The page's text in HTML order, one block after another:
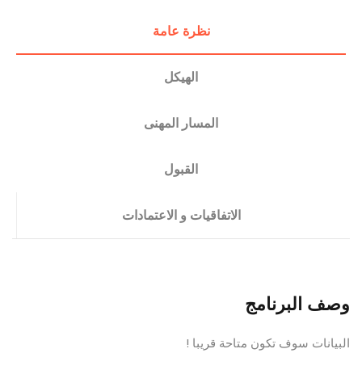
نظرة عامة
الهيكل
المسار المهنى
القبول
الاتفاقيات و الاعتمادات
وصف البرنامج
البيانات سوف تكون متاحة قريبا !